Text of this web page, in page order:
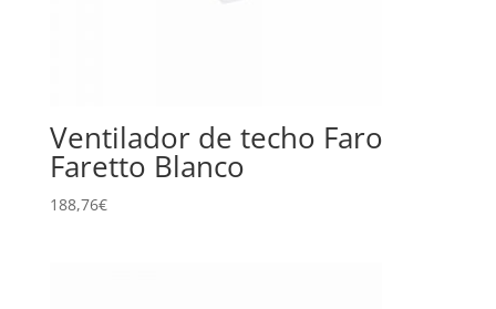
Ventilador de techo Faro
Faretto Blanco
188,76€